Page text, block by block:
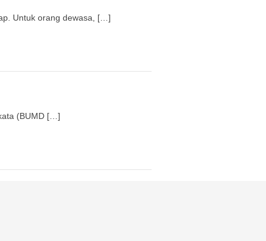
Untuk orang dewasa, […]
(BUMD […]